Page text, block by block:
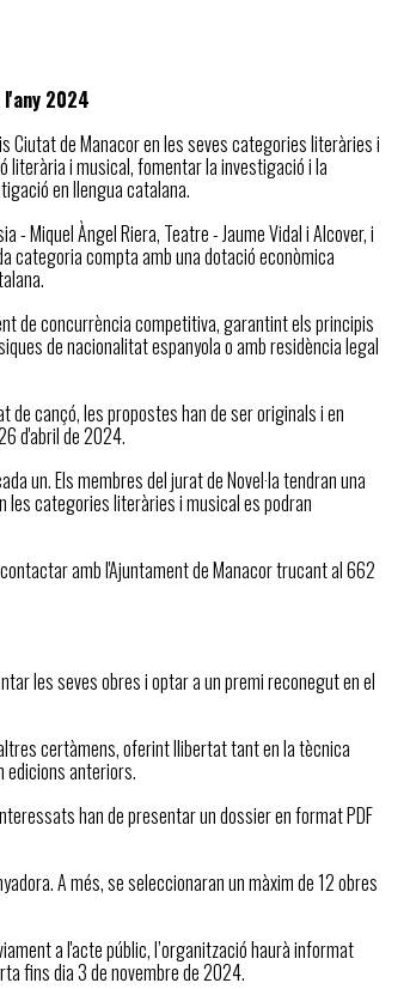
2024
Ciutat de Manacor en les seves categories literàries i
literària i musical, fomentar la investigació i la
en llengua catalana.
- Miquel Àngel Riera, Teatre - Jaume Vidal i Alcover, i
categoria compta amb una dotació econòmica
de concurrència competitiva, garantint els principis
de nacionalitat espanyola o amb residència legal
cançó, les propostes han de ser originals i en
d'abril de 2024.
un. Els membres del jurat de Novel·la tendran una
les categories literàries i musical es podran
amb l'Ajuntament de Manacor trucant al 662
les seves obres i optar a un premi reconegut en el
certàmens, oferint llibertat tant en la tècnica
edicions anteriors.
han de presentar un dossier en format PDF
A més, se seleccionaran un màxim de 12 obres
a l'acte públic, l’organització haurà informat
fins dia 3 de novembre de 2024.